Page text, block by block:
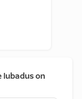
lubadus on